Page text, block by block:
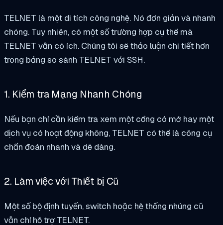
TELNET là một di tích công nghệ. Nó đơn giản và nhanh
chóng. Tuy nhiên, có một số trường hợp cụ thể mà
TELNET vẫn có ích. Chúng tôi sẽ thảo luận chi tiết hơn
trong bảng so sánh TELNET với SSH.
1. Kiểm tra Mạng Nhanh Chóng
Nếu bạn chỉ cần kiểm tra xem một cổng có mở hay một
dịch vụ có hoạt động không, TELNET có thể là công cụ
chẩn đoán nhanh và dễ dàng.
2. Làm việc với Thiết bị Cũ
Một số bộ định tuyến, switch hoặc hệ thống nhúng cũ
vẫn chỉ hỗ trợ TELNET.